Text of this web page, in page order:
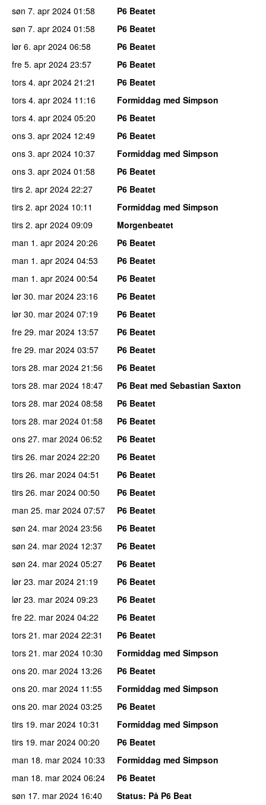
søn 7. apr 2024 01:58
P6 Beatet
søn 7. apr 2024 01:58
P6 Beatet
lør 6. apr 2024 06:58
P6 Beatet
fre 5. apr 2024 23:57
P6 Beatet
tors 4. apr 2024 21:21
P6 Beatet
tors 4. apr 2024 11:16
Formiddag med Simpson
tors 4. apr 2024 05:20
P6 Beatet
ons 3. apr 2024 12:49
P6 Beatet
ons 3. apr 2024 10:37
Formiddag med Simpson
ons 3. apr 2024 01:58
P6 Beatet
tirs 2. apr 2024 22:27
P6 Beatet
tirs 2. apr 2024 10:11
Formiddag med Simpson
tirs 2. apr 2024 09:09
Morgenbeatet
man 1. apr 2024 20:26
P6 Beatet
man 1. apr 2024 04:53
P6 Beatet
man 1. apr 2024 00:54
P6 Beatet
lør 30. mar 2024 23:16
P6 Beatet
lør 30. mar 2024 07:19
P6 Beatet
fre 29. mar 2024 13:57
P6 Beatet
fre 29. mar 2024 03:57
P6 Beatet
tors 28. mar 2024 21:56
P6 Beatet
tors 28. mar 2024 18:47
P6 Beat med Sebastian Saxton
tors 28. mar 2024 08:58
P6 Beatet
tors 28. mar 2024 01:58
P6 Beatet
ons 27. mar 2024 06:52
P6 Beatet
tirs 26. mar 2024 22:20
P6 Beatet
tirs 26. mar 2024 04:51
P6 Beatet
tirs 26. mar 2024 00:50
P6 Beatet
man 25. mar 2024 07:57
P6 Beatet
søn 24. mar 2024 23:56
P6 Beatet
søn 24. mar 2024 12:37
P6 Beatet
søn 24. mar 2024 05:27
P6 Beatet
lør 23. mar 2024 21:19
P6 Beatet
lør 23. mar 2024 09:23
P6 Beatet
fre 22. mar 2024 04:22
P6 Beatet
tors 21. mar 2024 22:31
P6 Beatet
tors 21. mar 2024 10:30
Formiddag med Simpson
ons 20. mar 2024 13:26
P6 Beatet
ons 20. mar 2024 11:55
Formiddag med Simpson
ons 20. mar 2024 03:25
P6 Beatet
tirs 19. mar 2024 10:31
Formiddag med Simpson
tirs 19. mar 2024 00:20
P6 Beatet
man 18. mar 2024 10:33
Formiddag med Simpson
man 18. mar 2024 06:24
P6 Beatet
søn 17. mar 2024 16:40 Status: På P6 Beat